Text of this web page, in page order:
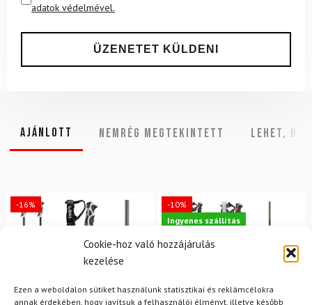
Cookie-hoz való hozzájárulás
kezelése
Ezen a weboldalon sütiket használunk statisztikai és reklámcélokra
annak érdekében, hogy javítsuk a felhasználói élményt, illetve később
adatok védelmével.
Ajánlott NEMRÉG MEGTEKINTETT Lehet,
-16%
-10%
Ingyenes szállítás